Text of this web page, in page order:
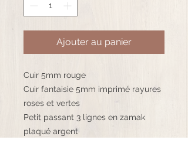
Ajouter au panier
Cuir 5mm rouge
Cuir fantaisie 5mm imprimé rayures
roses et vertes
Petit passant 3 lignes en zamak
plaqué argent